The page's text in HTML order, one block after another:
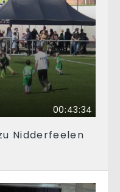
00:43:34
Nidderfeelen